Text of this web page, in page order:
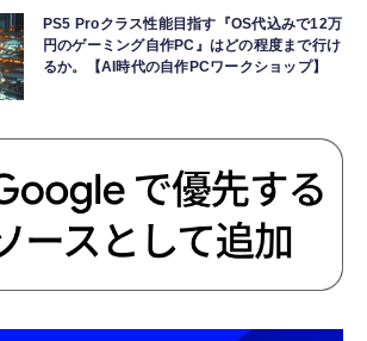
PS5 Proクラス性能目指す『OS代込みで12万
円のゲーミング自作PC』はどの程度まで行け
るか。【AI時代の自作PCワークショップ】